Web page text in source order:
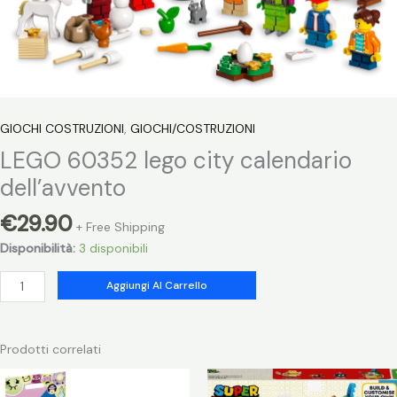
GIOCHI COSTRUZIONI, GIOCHI/COSTRUZIONI
LEGO 60352 lego city calendario
dell’avvento
€29.90 + Free Shipping
Disponibilità: 3 disponibili
LEGO
60352
city
dell'avvento
Aggiungi Al Carrello
Prodotti correlati